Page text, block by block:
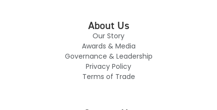
About Us
Our Story
Awards & Media
Governance & Leadership
Privacy Policy
Terms of Trade